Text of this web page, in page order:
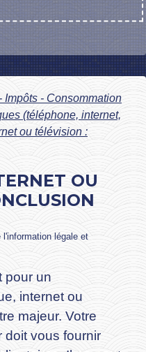
Impôts - Consommation
(téléphone, internet,
ou télévision :
OU
légale et
pour un
internet ou
majeur. Votre
doit vous fournir